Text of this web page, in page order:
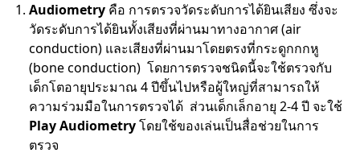
Audiometry คือ การตรวจวัดระดับการได้ยินเสียง ซึ่งจะ
วัดระดับการได้ยินทั้งเสียงที่ผ่านมาทางอากาศ (air
conduction) และเสียงที่ผ่านมาโดยตรงที่กระดูกกกหู
(bone conduction) โดยการตรวจชนิดนี้จะใช้ตรวจกับ
เด็กโตอายุประมาณ 4 ปีขึ้นไปหรือผู้ใหญ่ที่สามารถให้
ความร่วมมือในการตรวจได้ ส่วนเด็กเล็กอายุ 2-4 ปี จะใช้
Play Audiometryโดยใช้ของเล่นเป็นสื่อช่วยในการ
ตรวจ